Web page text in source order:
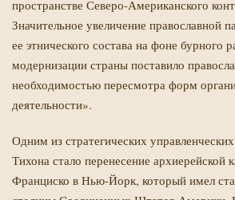
пространстве Северо-Американского
Значительное увеличение православной
ее этнического состава на фоне бурного
модернизации страны поставило
необходимостью пересмотра форм
деятельности».
Одним из стратегических
Тихона стало перенесение архиерейской
Франциско в Нью-Йорк, который имел